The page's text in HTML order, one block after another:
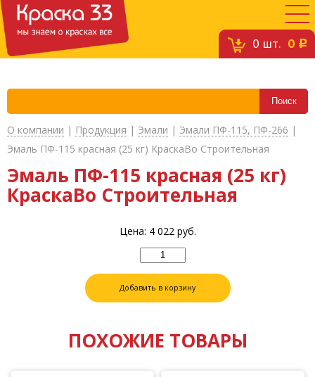
0 шт. 0 c
О компании | Продукция | Эмали | Эмали ПФ-115, ПФ-266 |
Эмаль ПФ-115 красная (25 кг) КраскаВо Строительная
Эмаль ПФ-115 красная (25 кг)
КраскаВо Строительная
Цена: 4 022руб.
Добавить в корзину
ПОХОЖИЕ ТОВАРЫ